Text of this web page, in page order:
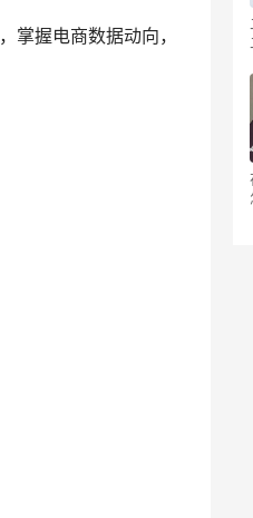
，掌握电商数据动向，